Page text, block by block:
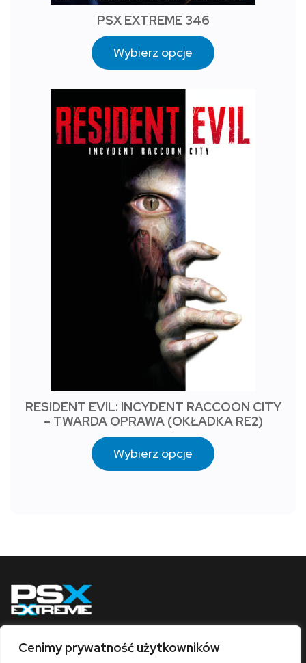
Cenimy prywatność użytkowników
PSX EXTREME 346
Wybierz opcje
RESIDENT EVIL: INCYDENT RACCOON CITY
– TWARDA OPRAWA (OKŁADKA RE2)
Wybierz opcje
Obserwuj nas